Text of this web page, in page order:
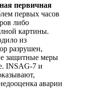
первичная
первых часов
либо
картины.
из
разрушен,
защитные меры
INSAG-7 и
аварии